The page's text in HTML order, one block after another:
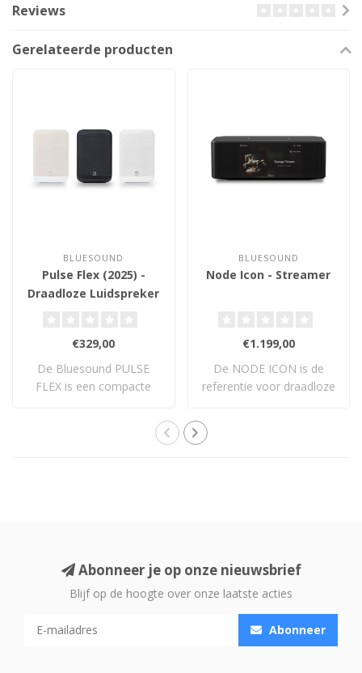
Reviews
Gerelateerde producten
BLUESOUND
Pulse Flex (2025) -
Draadloze Luidspreker
€329,00
De Bluesound PULSE
FLEX is een compacte
BLUESOUND
Node Icon - Streamer
€1.199,00
De NODE ICON is de
referentie voor draadloze
Abonneer je op onze nieuwsbrief
Blijf op de hoogte over onze laatste acties
Abonneer